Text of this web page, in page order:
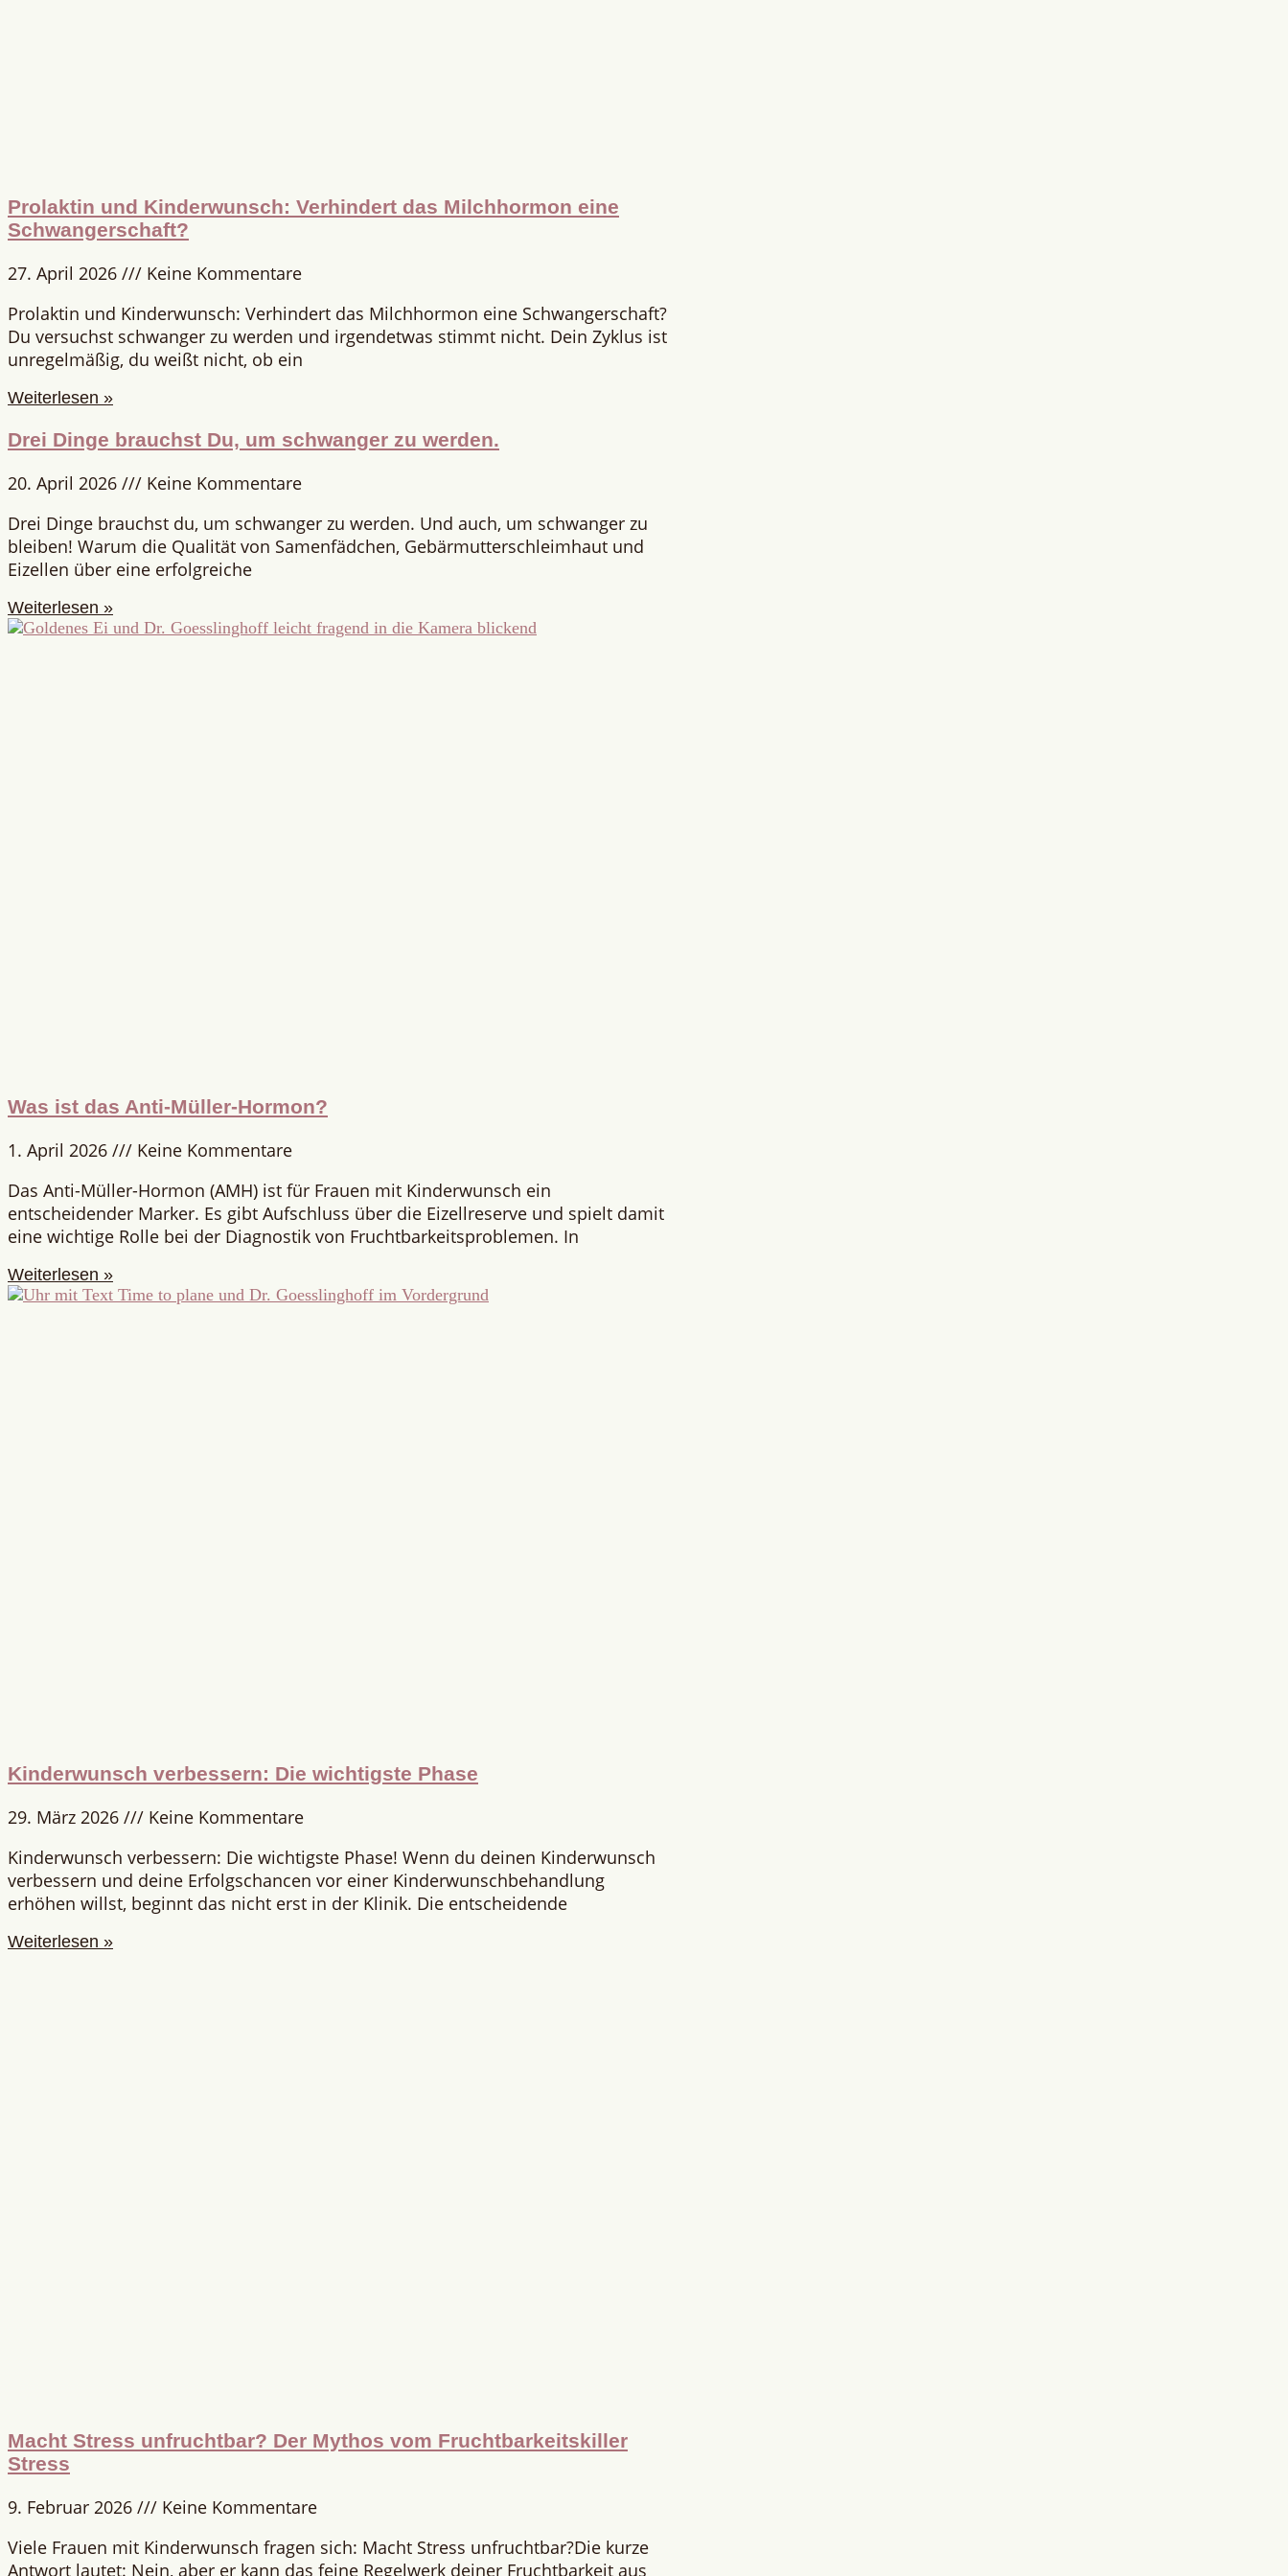
Prolaktin und Kinderwunsch: Verhindert das Milchhormon eine
Schwangerschaft?
27. April 2026
Keine Kommentare
Prolaktin und Kinderwunsch: Verhindert das Milchhormon eine Schwangerschaft?
Du versuchst schwanger zu werden und irgendetwas stimmt nicht. Dein Zyklus ist
unregelmäßig, du weißt nicht, ob ein
Weiterlesen »
Drei Dinge brauchst Du, um schwanger zu werden.
20. April 2026
Keine Kommentare
Drei Dinge brauchst du, um schwanger zu werden. Und auch, um schwanger zu
bleiben! Warum die Qualität von Samenfädchen, Gebärmutterschleimhaut und
Eizellen über eine erfolgreiche
Weiterlesen »
Was ist das Anti-Müller-Hormon?
1. April 2026
Keine Kommentare
Das Anti-Müller-Hormon (AMH) ist für Frauen mit Kinderwunsch ein
entscheidender Marker. Es gibt Aufschluss über die Eizellreserve und spielt damit
eine wichtige Rolle bei der Diagnostik von Fruchtbarkeitsproblemen. In
Weiterlesen »
Kinderwunsch verbessern: Die wichtigste Phase
29. März 2026
Keine Kommentare
Kinderwunsch verbessern: Die wichtigste Phase! Wenn du deinen Kinderwunsch
verbessern und deine Erfolgschancen vor einer Kinderwunschbehandlung
erhöhen willst, beginnt das nicht erst in der Klinik. Die entscheidende
Weiterlesen »
Macht Stress unfruchtbar? Der Mythos vom Fruchtbarkeitskiller
Stress
9. Februar 2026
Keine Kommentare
Viele Frauen mit Kinderwunsch fragen sich: Macht Stress unfruchtbar?Die kurze
Antwort lautet: Nein, aber er kann das feine Regelwerk deiner Fruchtbarkeit aus